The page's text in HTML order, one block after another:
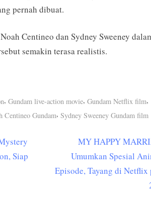
pernah dibuat.
Centineo dan Sydney Sweeney
semakin terasa realistis.
, Gundam live-action movie, Gundam Netflix film,
Centineo Gundam, Sydney Sweeney Gundam film
Siap
N
e
x
MY HAPPY
Umumkan Spesial
Episode, Tayang di Netflix